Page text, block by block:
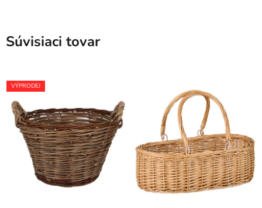
Súvisiaci tovar
VÝPRODEJ